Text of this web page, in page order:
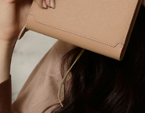
恩沛科技股份有限公司將有權停止該用